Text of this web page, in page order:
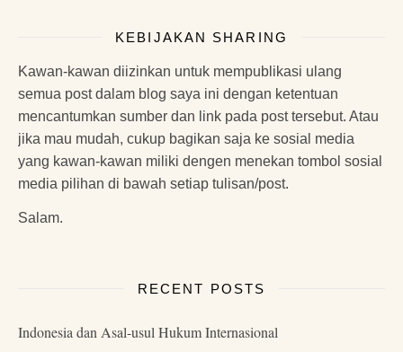
KEBIJAKAN SHARING
Kawan-kawan diizinkan untuk mempublikasi ulang
semua post dalam blog saya ini dengan ketentuan
mencantumkan sumber dan link pada post tersebut. Atau
jika mau mudah, cukup bagikan saja ke sosial media
yang kawan-kawan miliki dengen menekan tombol sosial
media pilihan di bawah setiap tulisan/post.
Salam.
RECENT POSTS
Indonesia dan Asal-usul Hukum Internasional